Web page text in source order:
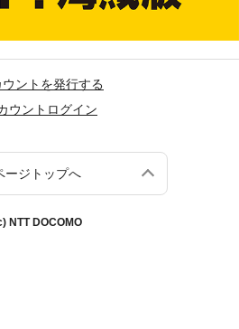
ントを発行する
ウントログイン
ージトップへ
NTT DOCOMO